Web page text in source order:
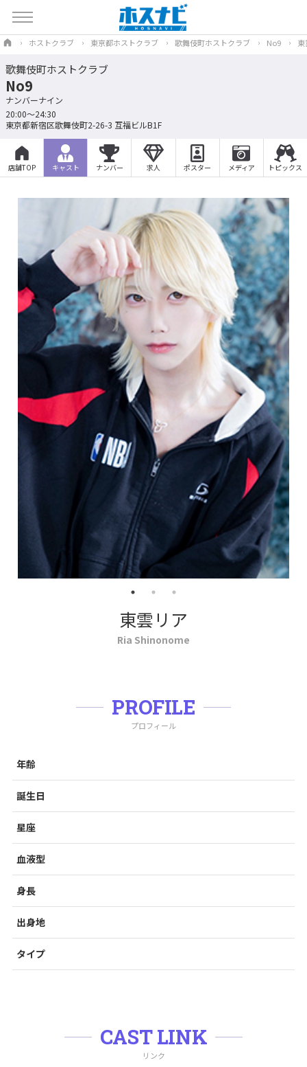
ホストクラブ 東京都ホストクラブ 歌舞伎町ホストクラブ No9
歌舞伎町ホストクラブ
No9
ナンバーナイン
20:00～24:30
東京都新宿区歌舞伎町2-26-3 互福ビルB1F
店舗TOP キャスト ナンバー 求人 ポスター メディア トピックス
東雲リア
Ria Shinonome
PROFILE
プロフィール
年齢
誕生日
星座
血液型
身長
出身地
タイプ
CAST LINK
リンク